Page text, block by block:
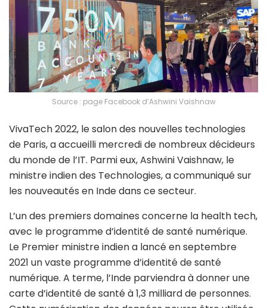
Source : page Facebook d’Ashwini Vaishnaw
VivaTech 2022, le salon des nouvelles technologies
de Paris, a accueilli mercredi de nombreux décideurs
du monde de l’IT. Parmi eux, Ashwini Vaishnaw, le
ministre indien des Technologies, a communiqué sur
les nouveautés en Inde dans ce secteur.
L’un des premiers domaines concerne la health tech,
avec le programme d’identité de santé numérique.
Le Premier ministre indien a lancé en septembre
2021 un vaste programme d’identité de santé
numérique. A terme, l’Inde parviendra à donner une
carte d’identité de santé à 1,3 milliard de personnes.